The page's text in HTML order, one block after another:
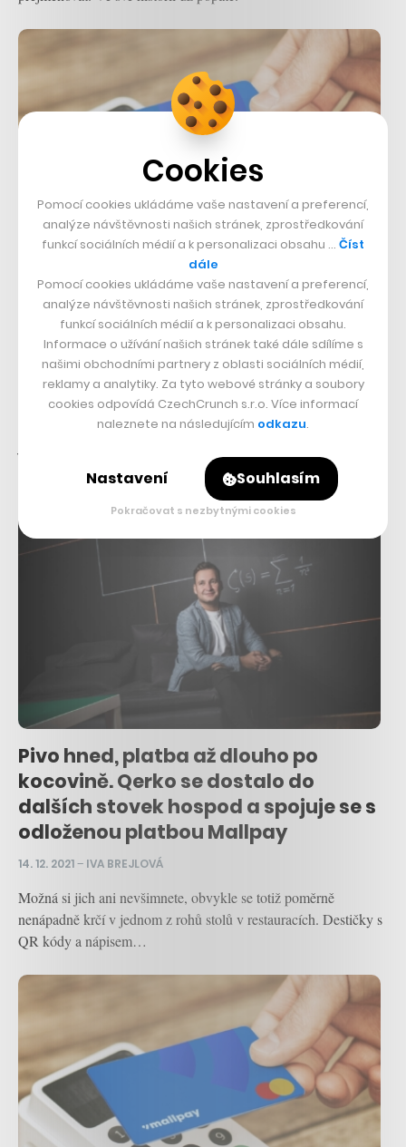
Odložíte platbu a zároveň
zainvestujete. Mallpay spouští službu
zaměřenou na mikroinvestice pro
začátečníky
24. 1. 2022 –IVA BREJLOVÁ
Chvíle, kdy už za něco utrácíte, je ideální k tomu, abyste vydali
Pivo hned, platba až dlouho po
kocovině. Qerko se dostalo do
dalších stovek hospod a spojuje se s
odloženou platbou Mallpay
14. 12. 2021– IVA BREJLOVÁ
Možná si jich ani nevšimnete, obvykle se totiž poměrně
nenápadně krčí v jednom z rohů stolů v restauracích. Destičky s
QR kódy a nápisem…
Cookies
Pomocí cookies ukládáme vaše nastavení a preferencí,
analýze návštěvnosti našich stránek, zprostředkování
funkcí sociálních médií a k personalizaci obsahu … Číst
dále
Pomocí cookies ukládáme vaše nastavení a preferencí,
analýze návštěvnosti našich stránek, zprostředkování
funkcí sociálních médií a k personalizaci obsahu.
Informace o užívání našich stránek také dále sdílíme s
našimi obchodními partnery z oblasti sociálních médií,
reklamy a analytiky. Za tyto webové stránky a soubory
cookies odpovídá CzechCrunch s.r.o. Více informací
naleznete na následujícím odkazu.
Nastavení Souhlasím
Pokračovat s nezbytnými cookies